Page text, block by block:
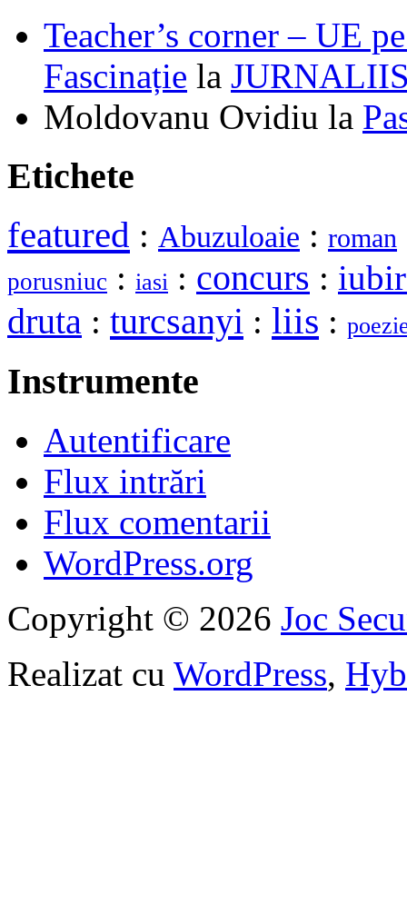
Teacher’s corner – UE
Fascinație la
Moldovanu Ovidiu la
Etichete
featured : Abuzuloaie : roman
porusniuc : iasi : concurs :
druta : turcsanyi : liis :
Instrumente
Autentificare
Flux intrări
Flux comentarii
WordPress.org
Copyright © 2026 Joc
Realizat cu WordPress,